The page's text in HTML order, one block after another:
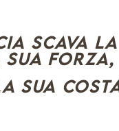
scava
sua forza,
sua